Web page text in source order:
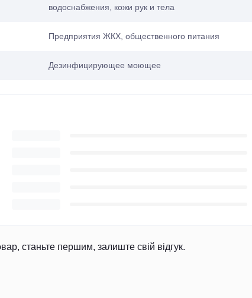
водоснабжения, кожи рук и тела
Предприятия ЖКХ, общественного питания
Дезинфицирующее моющее
станьте першим, залиште свій відгук.